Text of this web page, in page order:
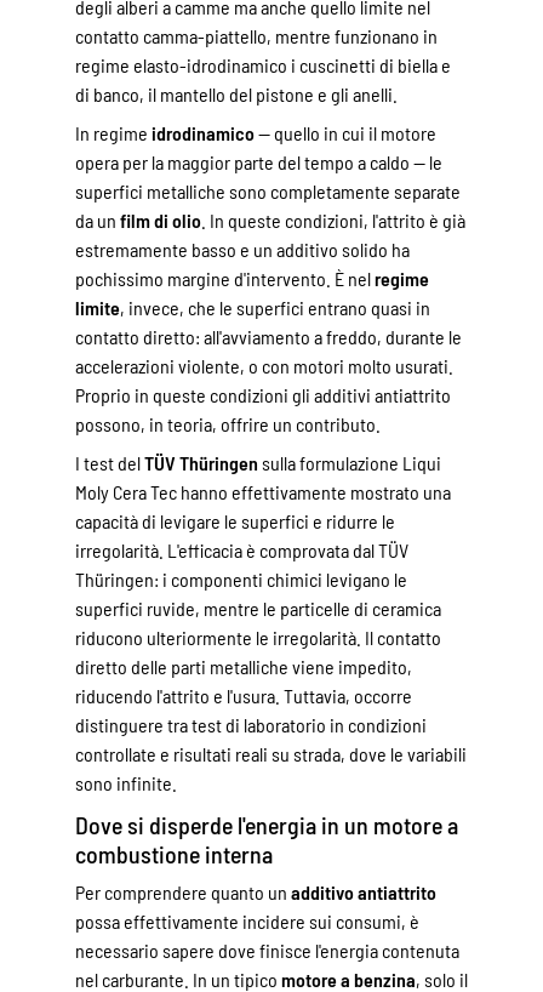
degli alberi a camme ma anche quello limite nel
contatto camma-piattello, mentre funzionano in
regime elasto-idrodinamico i cuscinetti di biella e
di banco, il mantello del pistone e gli anelli.
In regime idrodinamico— quello in cui il motore
opera per la maggior parte del tempo a caldo — le
superfici metalliche sono completamente separate
da un film di olio . In queste condizioni, l'attrito è già
estremamente basso e un additivo solido ha
pochissimo margine d'intervento. È nelregime
limite, invece, che le superfici entrano quasi in
contatto diretto: all'avviamento a freddo, durante le
accelerazioni violente, o con motori molto usurati.
Proprio in queste condizioni gli additivi antiattrito
possono, in teoria, offrire un contributo.
I test delTÜV Thüringen sulla formulazione Liqui
Moly Cera Tec hanno effettivamente mostrato una
capacità di levigare le superfici e ridurre le
irregolarità. L'efficacia è comprovata dal TÜV
Thüringen: i componenti chimici levigano le
superfici ruvide, mentre le particelle di ceramica
riducono ulteriormente le irregolarità. Il contatto
diretto delle parti metalliche viene impedito,
riducendo l'attrito e l'usura. Tuttavia, occorre
distinguere tra test di laboratorio in condizioni
controllate e risultati reali su strada, dove le variabili
sono infinite.
Dove si disperde l'energia in un motore a
combustione interna
Per comprendere quanto un additivo antiattrito
possa effettivamente incidere sui consumi, è
necessario sapere dove finisce l'energia contenuta
nel carburante. In un tipico motore a benzina, solo il